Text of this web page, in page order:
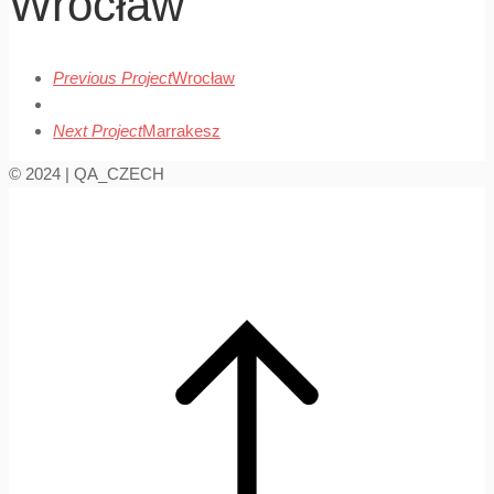
Previous ProjectWrocław
Next ProjectMarrakesz
© 2024 | QA_CZECH